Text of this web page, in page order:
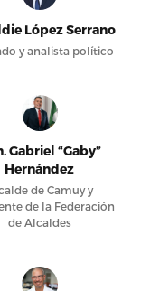
López Serrano
y analista político
Gabriel “Gaby”
Hernández
de Camuy y
de la Federación
de Alcaldes